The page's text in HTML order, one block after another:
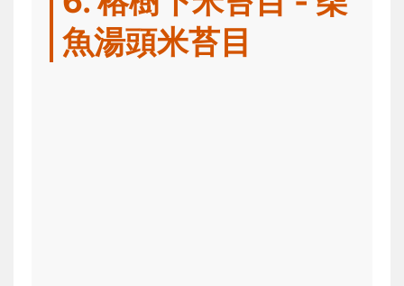
魚湯頭米苔目